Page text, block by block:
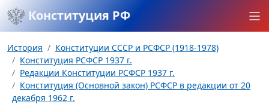
Конституция РФ
История
Конституции СССР и РСФСР (1918-1978)
Конституция РСФСР 1937 г.
Редакции Конституции РСФСР 1937 г.
Конституция (Основной закон) РСФСР в редакции от 20
декабря 1962 г.